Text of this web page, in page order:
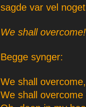
sagde var vel
We shall overcome!
Begge synger:
We shall
We shall overcome